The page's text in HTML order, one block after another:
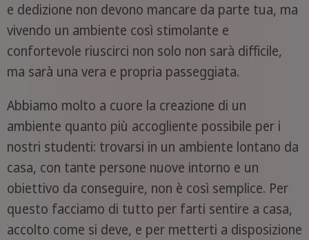
e dedizione non devono mancare da parte tua, ma
vivendo un ambiente così stimolante e
confortevole riuscirci non solo non sarà difficile,
ma sarà una vera e propria passeggiata.
Abbiamo molto a cuore la creazione di un
ambiente quanto più accogliente possibile per i
nostri studenti: trovarsi in un ambiente lontano da
casa, con tante persone nuove intorno e un
obiettivo da conseguire, non è così semplice. Per
questo facciamo di tutto per farti sentire a casa,
accolto come si deve, e per metterti a disposizione